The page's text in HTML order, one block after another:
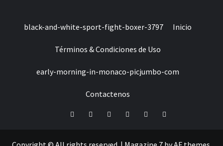
black-and-white-sport-fight-boxer-3797 Inicio
Términos & Condiciones de Uso
early-morning-in-monaco-picjumbo-com
Contactenos
FacebookTwitterLinkedIn
VK YouTubeInstagram